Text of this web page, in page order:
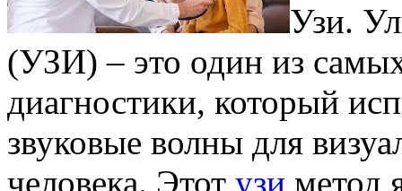
Узи.
(УЗИ) – это один из
диагностики, который
звуковые волны для
человека. Этот узи метод